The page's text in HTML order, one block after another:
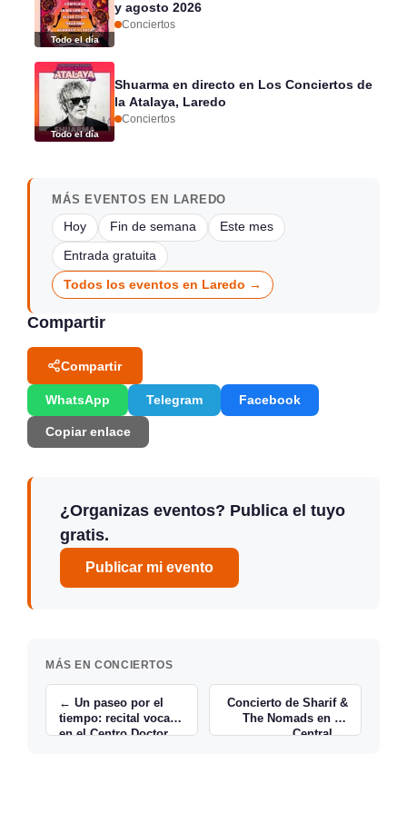
Todo el día
y agosto 2026
Conciertos
Todo el día
Shuarma en directo en Los Conciertos de
la Atalaya, Laredo
Conciertos
MÁS EVENTOS EN LAREDO
Hoy Fin de semana Este mes
Entrada gratuita
Todos los eventos en Laredo →
Compartir
Compartir
WhatsApp Telegram Facebook
Copiar enlace
¿Organizas eventos? Publica el tuyo
gratis.
Publicar mi evento
MÁS EN CONCIERTOS
← Un paseo por el
tiempo: recital vocal
en el Centro Doctor
Concierto de Sharif &
The Nomads en La
Central →